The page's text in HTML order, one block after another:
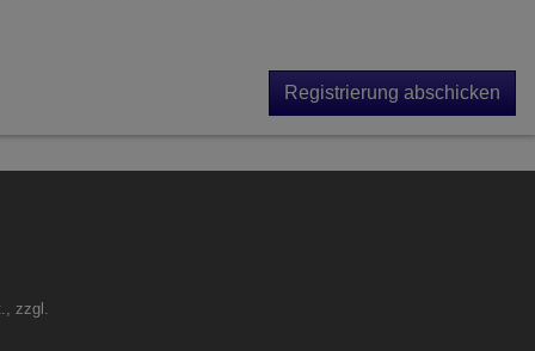
Registrierung abschicken
zzgl.